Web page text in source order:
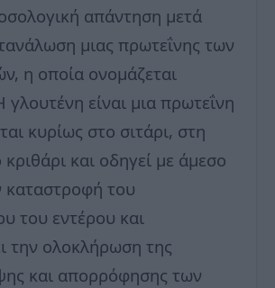
απάντηση μετά
μιας πρωτεΐνης των
η οποία ονομάζεται
είναι μια πρωτεΐνη
κυρίως στο σιτάρι, στη
και οδηγεί με άμεσο
καταστροφή του
του εντέρου και
την ολοκλήρωση της
και απορρόφησης των